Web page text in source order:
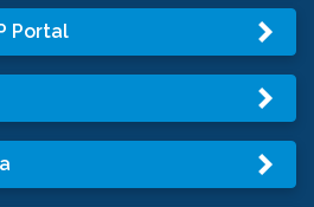
Portal